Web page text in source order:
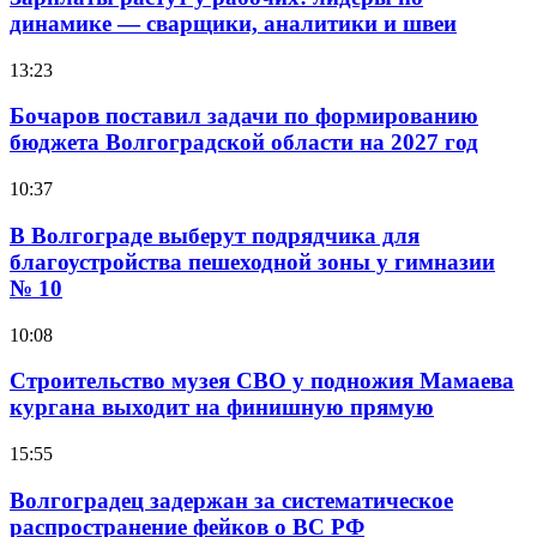
динамике — сварщики, аналитики и швеи
13:23
Бочаров поставил задачи по формированию
бюджета Волгоградской области на 2027 год
10:37
В Волгограде выберут подрядчика для
благоустройства пешеходной зоны у гимназии
№ 10
10:08
Строительство музея СВО у подножия Мамаева
кургана выходит на финишную прямую
15:55
Волгоградец задержан за систематическое
распространение фейков о ВС РФ